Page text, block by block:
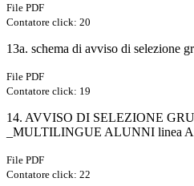
File PDF
Contatore click: 20
13a. schema di avviso di selezione
File PDF
Contatore click: 19
14. AVVISO DI SELEZIONE
_MULTILINGUE ALUNNI linea
File PDF
Contatore click: 22